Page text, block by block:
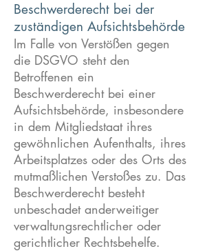
Beschwerderecht bei der
zuständigen Aufsichtsbehörde
Im Falle von Verstößen gegen
die DSGVO steht den
Betroffenen ein
Beschwerderecht bei einer
Aufsichtsbehörde, insbesondere
in dem Mitgliedstaat ihres
gewöhnlichen Aufenthalts, ihres
Arbeitsplatzes oder des Orts des
mutmaßlichen Verstoßes zu. Das
Beschwerderecht besteht
unbeschadet anderweitiger
verwaltungsrechtlicher oder
gerichtlicher Rechtsbehelfe.